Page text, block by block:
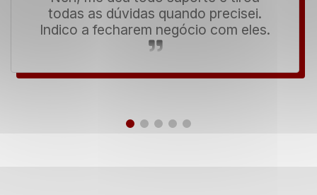
todas as dúvidas quando precisei.
Indico a fecharem negócio com eles.